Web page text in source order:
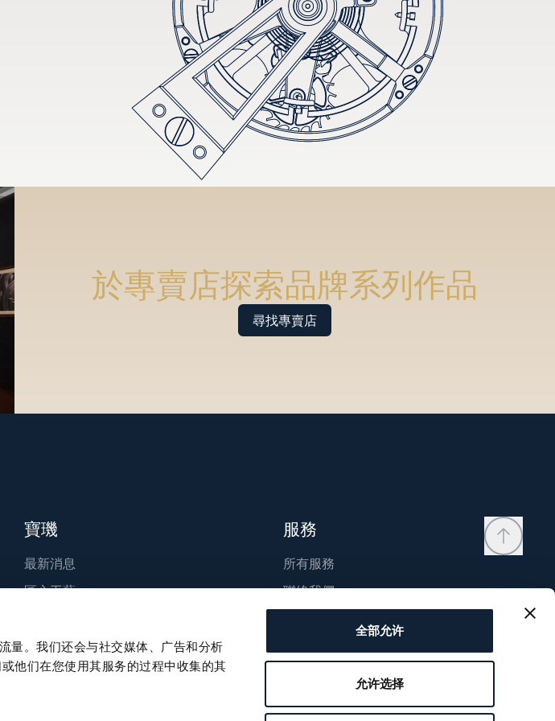
量。我们还会与社交媒体、广告和分析
他们在您使用其服务的过程中收集的其
全部允许
允许选择
於專賣店探索品牌系列作品
尋找專賣店
寶璣
最新消息
匠心工藝
永續發展
職涯發展
服務
所有服務
聯絡我們